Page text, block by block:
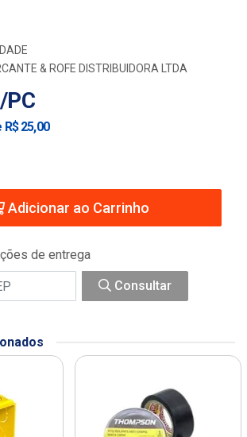
& ROFE DISTRIBUIDORA LTDA
PC
25,00
Adicionar ao Carrinho
de entrega
Consultar